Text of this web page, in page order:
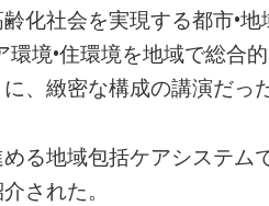
化社会を実現する都市•
環境•住環境を地域で総合
、緻密な構成の講演だっ
る地域包括ケアシステム
された。